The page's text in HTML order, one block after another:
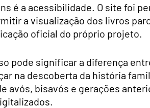
é a acessibilidade. O site foi
a visualização dos livros
oficial do próprio projeto.
pode significar a diferença
na descoberta da história
avós, bisavós e gerações